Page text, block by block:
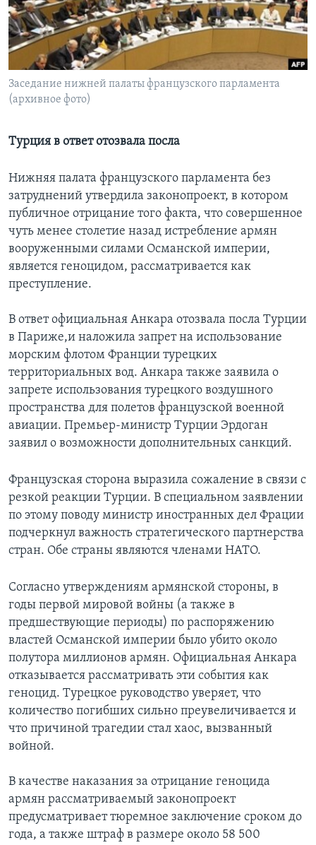
Learning English
СОЦИАЛЬНЫЕ СЕТИ
Заседание нижней палаты французского парламента
(архивное фото)
Турция в ответ отозвала посла
Нижняя палата французского парламента без
затруднений утвердила законопроект, в котором
публичное отрицание того факта, что совершенное
чуть менее столетие назад истребление армян
вооруженными силами Османской империи,
является геноцидом, рассматривается как
преступление.
В ответ официальная Анкара отозвала посла Турции
в Париже,и наложила запрет на использование
морским флотом Франции турецких
территориальных вод. Анкара также заявила о
запрете использования турецкого воздушного
пространства для полетов французской военной
авиации. Премьер-министр Турции Эрдоган
заявил о возможности дополнительных санкций.
Французская сторона выразила сожаление в связи с
резкой реакции Турции. В специальном заявлении
по этому поводу министр иностранных дел Фрации
подчеркнул важность стратегического партнерства
стран. Обе страны являются членами НАТО.
Согласно утверждениям армянской стороны, в
годы первой мировой войны (а также в
предшествующие периоды) по распоряжению
властей Османской империи было убито около
полутора миллионов армян. Официальная Анкара
отказывается рассматривать эти события как
геноцид. Турецкое руководство уверяет, что
количество погибших сильно преувеличивается и
что причиной трагедии стал хаос, вызванный
войной.
В качестве наказания за отрицание геноцида
армян рассматриваемый законопроект
предусматривает тюремное заключение сроком до
года, а также штраф в размере около 58 500